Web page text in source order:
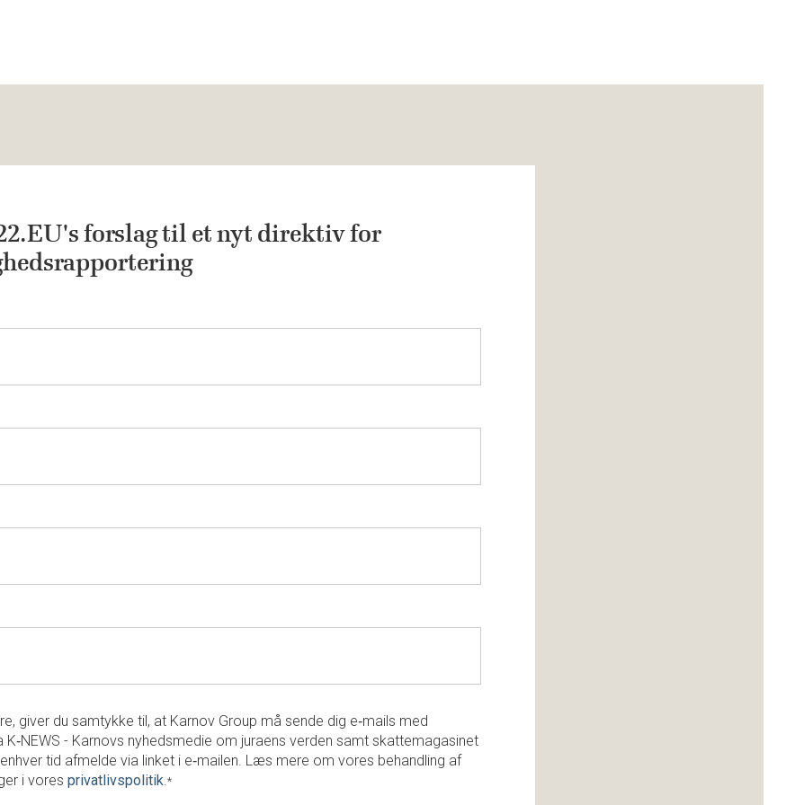
forslag til et nyt direktiv for
giver du samtykke til, at Karnov Group må sende dig e‑mails med
K‑NEWS - Karnovs nyhedsmedie om juraens verden samt skattemagasinet
tid afmelde via linket i e‑mailen. Læs mere om vores behandling af
i voresprivatlivspolitik.*